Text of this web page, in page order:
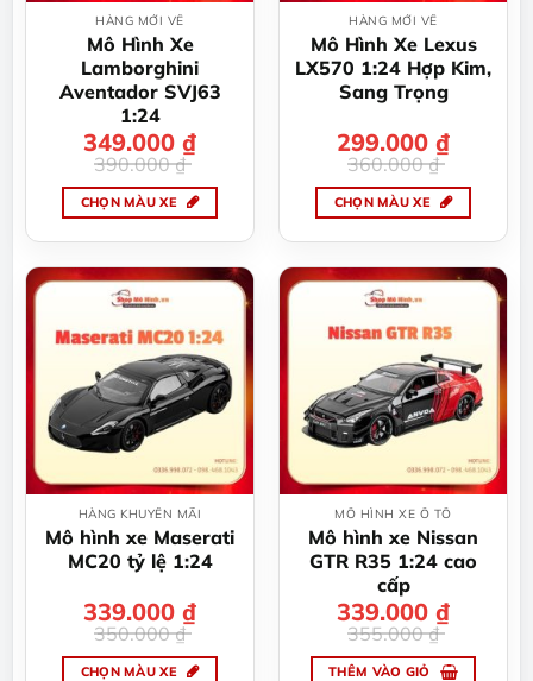
thể
được
chọn
trên
trang
sản
phẩm
thể
được
chọn
trên
sản
phẩm
HÀNG MỚI VỀ
Mô Hình Xe
Lamborghini
Aventador SVJ63
1:24
390.000₫
Giá
gốc
là:
390.000 ₫.
349.000 ₫
Giá
hiện
tại
là:
349.000 ₫.
CHỌN MÀU XE
này
có
nhiều
biến
thể.
Các
tùy
có
thể
được
chọn
trang
sản
phẩm
HÀNG MỚI VỀ
Mô Hình Xe Lexus
LX570 1:24 Hợp Kim,
Sang Trọng
360.000₫
Giá
gốc
là:
360.000 ₫.
299.000 ₫
Giá
hiện
tại
là:
299.000 ₫.
CHỌN MÀU XE
này
có
nhiều
biến
thể.
Các
tùy
có
thể
được
chọn
trên
trang
sản
phẩm
HÀNG KHUYẾN MÃI
Mô hình xe Maserati
MC20 tỷ lệ 1:24
350.000₫
Giá
gốc
là:
350.000 ₫.
339.000 ₫
Giá
hiện
tại
là:
339.000 ₫.
CHỌN MÀU XE
MÔ HÌNH XE Ô TÔ
Mô hình xe Nissan
GTR R35 1:24 cao
cấp
355.000₫
Giá
gốc
là:
355.000 ₫.
339.000 ₫
Giá
hiện
tại
là:
339.000 ₫.
THÊM VÀO GIỎ